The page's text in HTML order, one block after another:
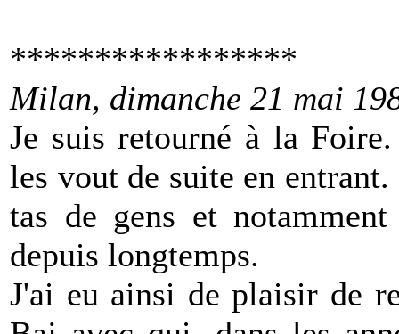
*****************
Milan, dimanche 21 mai
Je suis retourné à la
les vout de suite en
tas de gens et
depuis longtemps.
J'ai eu ainsi de plaisir de